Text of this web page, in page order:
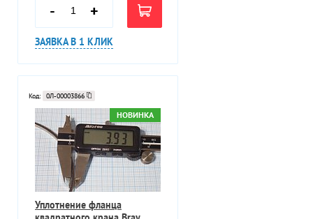
- +
ЗАЯВКА В 1 КЛИК
Код: 0Л-00003866
НОВИНКА
Уплотнение фланца